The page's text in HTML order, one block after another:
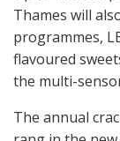
Thames will
programmes,
flavoured
the multi-
The annual